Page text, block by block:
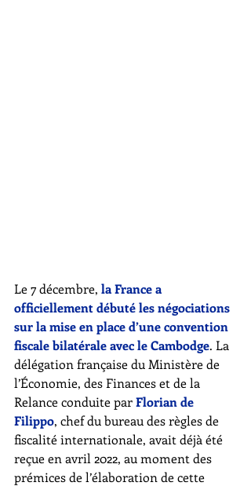
Le 7 décembre, la France a
officiellement débuté les négociations
sur la mise en place d’une convention
fiscale bilatérale avec le Cambodge. La
délégation française du Ministère de
l’Économie, des Finances et de la
Relance conduite par Florian de
Filippo, chef du bureau des règles de
fiscalité internationale, avait déjà été
reçue en avril 2022, au moment des
prémices de l’élaboration de cette